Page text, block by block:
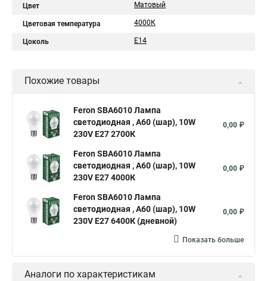
Цвет Матовый
Цветовая температура 4000К
Цоколь E14
Похожие товары
Feron SBA6010 Лампа
светодиодная , A60 (шар), 10W
230V E27 2700К
0,00 ₽
Feron SBA6010 Лампа
светодиодная , A60 (шар), 10W
230V E27 4000К
0,00 ₽
Feron SBA6010 Лампа
светодиодная , A60 (шар), 10W
230V E27 6400К (дневной)
0,00 ₽
Показать больше
Аналоги по характеристикам